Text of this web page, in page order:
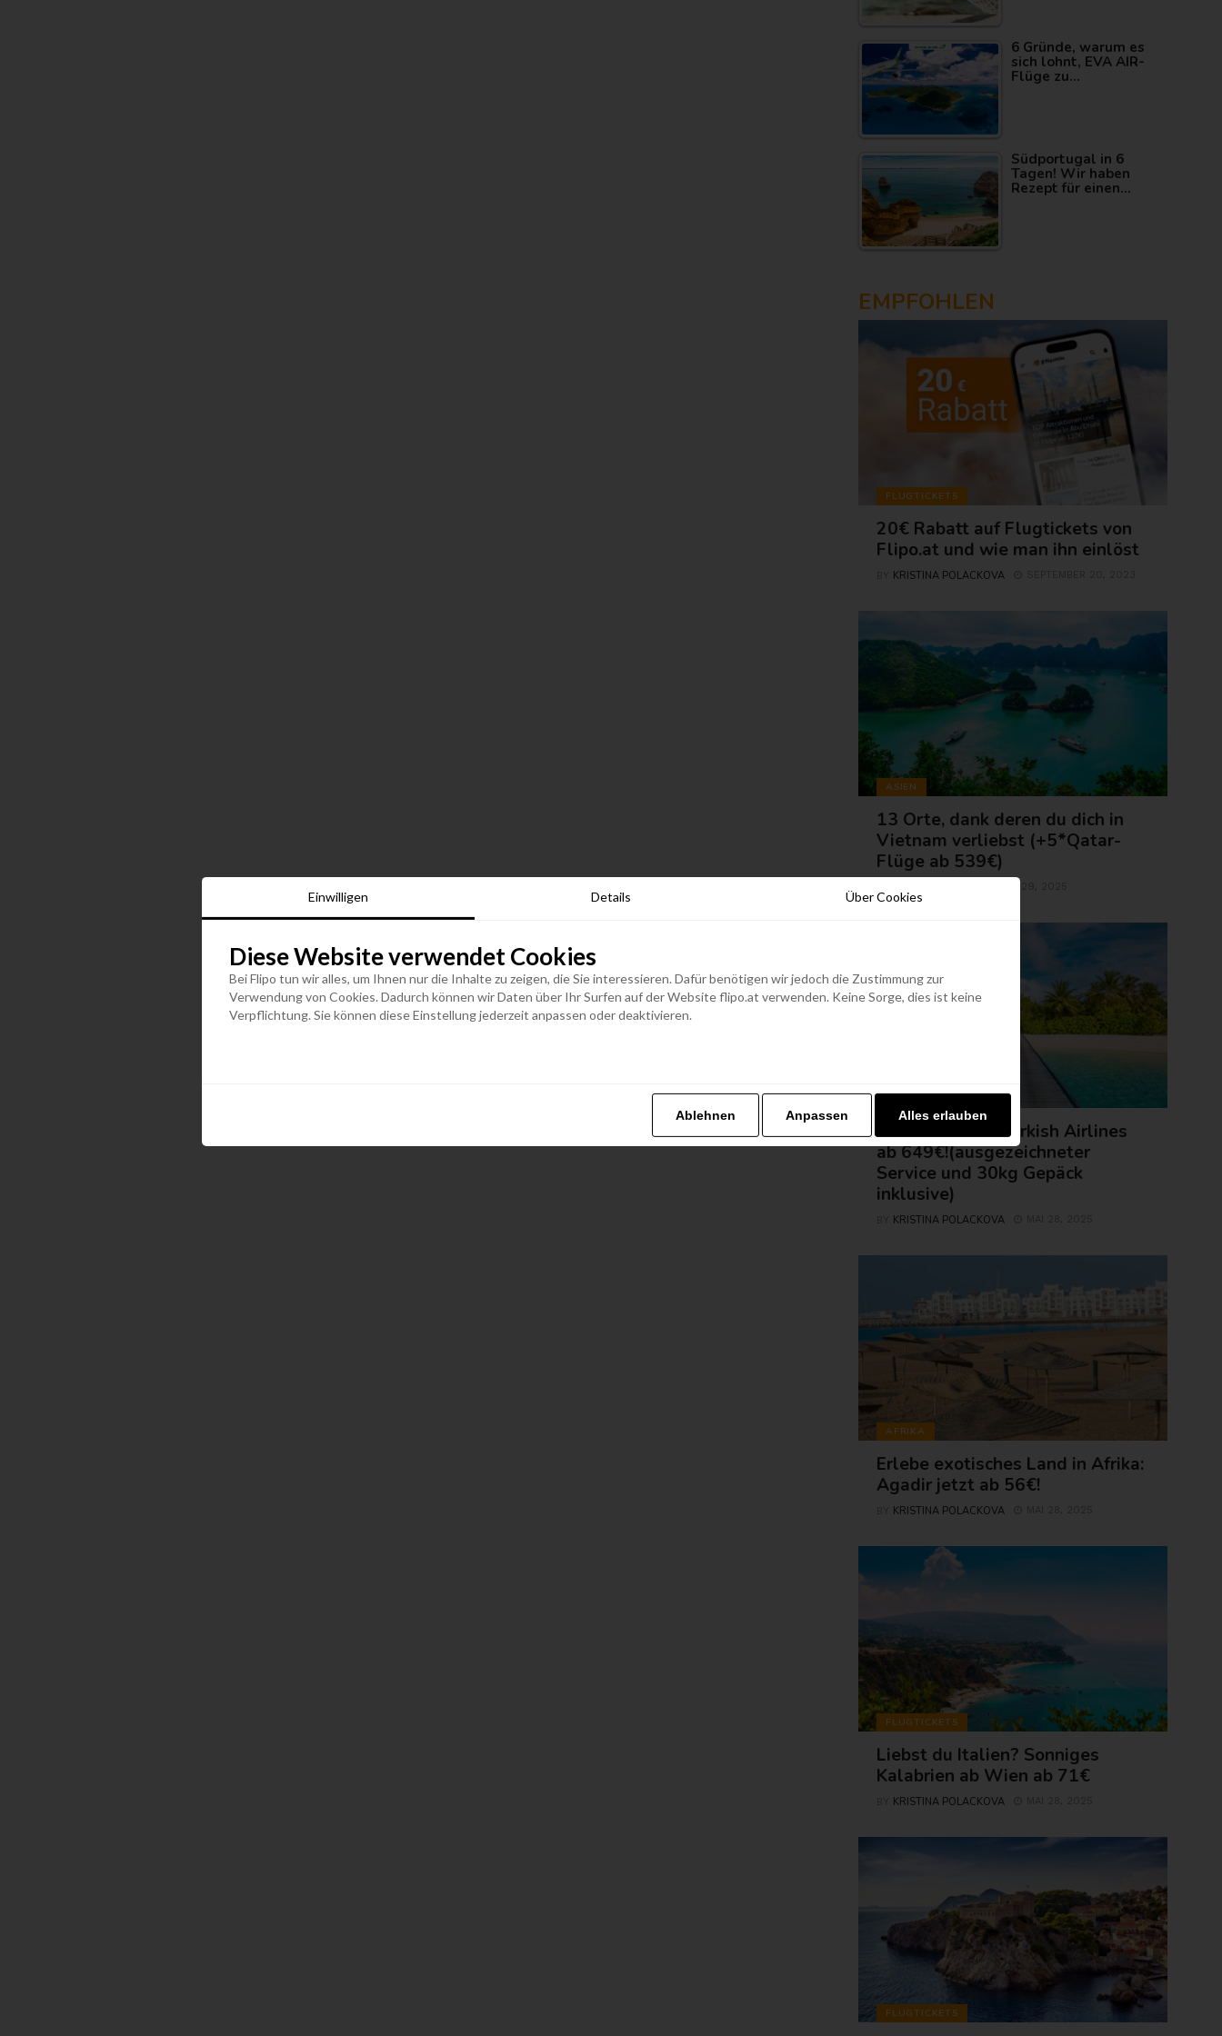
6 Gründe, warum es
sich lohnt, EVA AIR-
Flüge zu…
Südportugal in 6
Tagen! Wir haben
Rezept für einen…
EMPFOHLEN
FLUGTICKETS
20€ Rabatt auf Flugtickets von
Flipo.at und wie man ihn einlöst
KRISTINA POLACKOVA
ASIEN
13 Orte, dank deren du dich in
Vietnam verliebst (+5*Qatar-
Flüge ab 539€)
FLUGTICKETS
Malediven mit Turkish Airlines
ab 649€!(ausgezeichneter
Service und 30kg Gepäck
inklusive)
KRISTINA POLACKOVA
AFRIKA
Erlebe exotisches Land in Afrika:
Agadir jetzt ab 56€!
KRISTINA POLACKOVA
FLUGTICKETS
Liebst du Italien? Sonniges
Kalabrien ab Wien ab 71€
KRISTINA POLACKOVA
FLUGTICKETS
Einwilligen Details Über Cookies
Diese Website verwendet Cookies
Bei Flipo tun wir alles, um Ihnen nur die Inhalte zu zeigen, die Sie interessieren. Dafür benötigen wir jedoch die Zustimmung zur
Verwendung von Cookies. Dadurch können wir Daten über Ihr Surfen auf der Website flipo.at verwenden. Keine Sorge, dies ist keine
Verpflichtung. Sie können diese Einstellung jederzeit anpassen oder deaktivieren.
Ablehnen Anpassen Alles erlauben